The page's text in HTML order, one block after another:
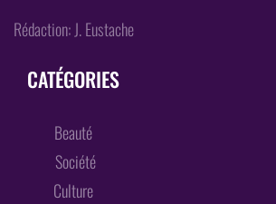
Rédaction: J. Eustache
CATÉGORIES
Beauté
Société
Culture